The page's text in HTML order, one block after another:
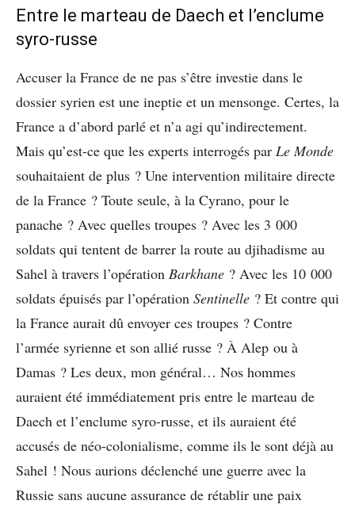
Entre le marteau de Daech et l’enclume
syro-russe
Accuser la France de ne pas s’être investie dans le
dossier syrien est une ineptie et un mensonge. Certes, la
France a d’abord parlé et n’a agi qu’indirectement.
Mais qu’est-ce que les experts interrogés par Le Monde
souhaitaient de plus ? Une intervention militaire directe
de la France ? Toute seule, à la Cyrano, pour le
panache ? Avec quelles troupes ? Avec les 3 000
soldats qui tentent de barrer la route au djihadisme au
Sahel à travers l’opération Barkhane ? Avec les 10 000
soldats épuisés par l’opération Sentinelle ? Et contre qui
la France aurait dû envoyer ces troupes ? Contre
l’armée syrienne et son allié russe ? À Alep ou à
Damas ? Les deux, mon général… Nos hommes
auraient été immédiatement pris entre le marteau de
Daech et l’enclume syro-russe, et ils auraient été
accusés de néo-colonialisme, comme ils le sont déjà au
Sahel ! Nous aurions déclenché une guerre avec la
Russie sans aucune assurance de rétablir une paix